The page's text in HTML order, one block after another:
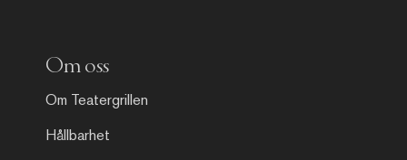
Om oss
Om Teatergrillen
Hållbarhet